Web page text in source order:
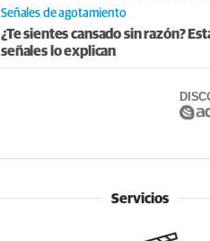
Señales de agotamiento
¿Te sientes cansado sin razón?
señales lo explican
Servicios